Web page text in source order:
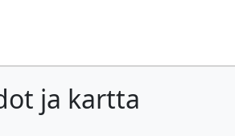
ja kartta